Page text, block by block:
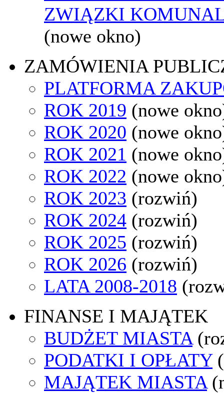
ZWIĄZKI
(nowe okno)
ZAMÓWIENIA
PLATFORMA
ROK 2019 (nowe
ROK 2020 (nowe
ROK 2021 (nowe
ROK 2022 (nowe
ROK 2023 (rozwiń)
ROK 2024 (rozwiń)
ROK 2025 (rozwiń)
ROK 2026 (rozwiń)
LATA 2008-2018
FINANSE I MAJĄTEK
BUDŻET MIASTA
PODATKI I OPŁATY
MAJĄTEK MIASTA